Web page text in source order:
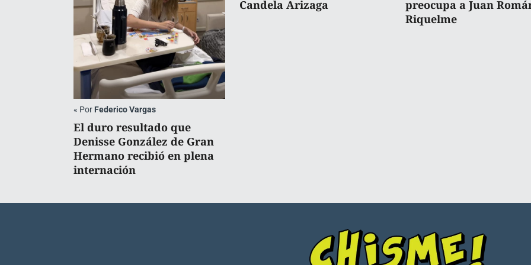
« Por Federico Vargas
El duro resultado que
Denisse González de Gran
Hermano recibió en plena
internación
Candela Arizaga
preocupa a Juan
Riquelme